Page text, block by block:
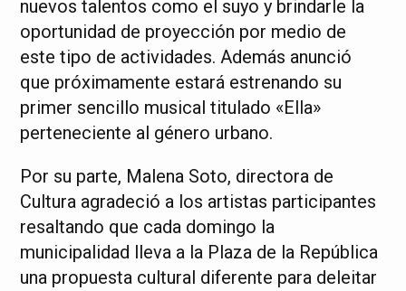
nuevos talentos como el suyo y brindarle la
oportunidad de proyección por medio de
este tipo de actividades. Además anunció
que próximamente estará estrenando su
primer sencillo musical titulado «Ella»
perteneciente al género urbano.
Por su parte, Malena Soto, directora de
Cultura agradeció a los artistas participantes
resaltando que cada domingo la
municipalidad lleva a la Plaza de la República
una propuesta cultural diferente para deleitar